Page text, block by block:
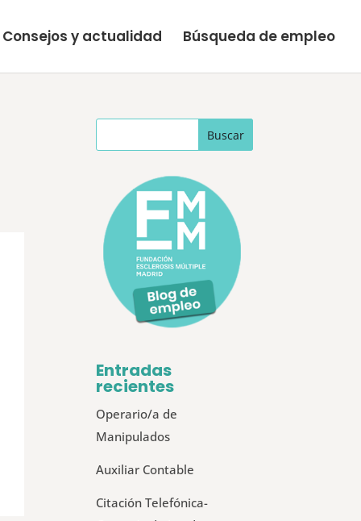
Consejos y actualidad Búsqueda de empleo
Entradas
recientes
Operario/a de
Manipulados
Auxiliar Contable
Citación Telefónica-